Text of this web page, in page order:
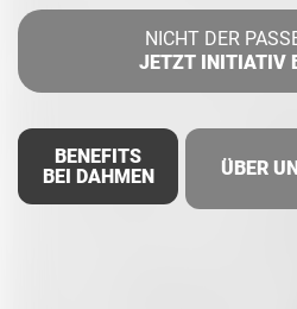
NICHT DER
JETZT INITIATIV
BENEFITS
BEI DAHMEN
ÜBER